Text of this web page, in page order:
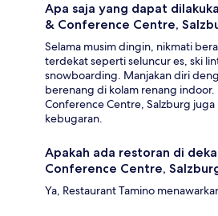
Apa saja yang dapat
& Conference Centre,
Selama musim dingin, nikmati
terdekat seperti seluncur es, ski
snowboarding. Manjakan diri
berenang di kolam renang indoor.
Conference Centre, Salzburg
kebugaran.
Apakah ada restoran di
Conference Centre,
Ya, Restaurant Tamino